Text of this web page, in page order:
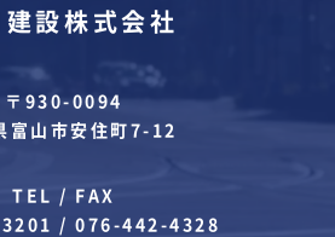
設株式会社
〒930-0094
富山市安住町7-12
TEL / FAX
/076-442-4328